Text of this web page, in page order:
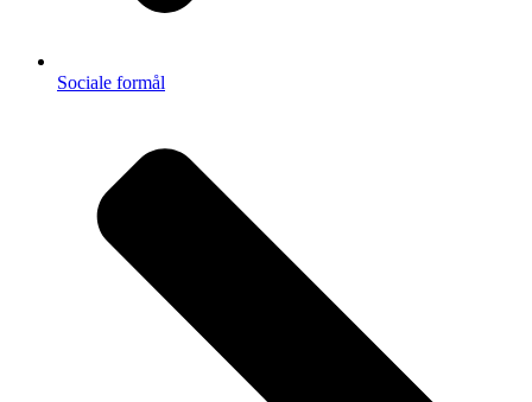
Sociale formål